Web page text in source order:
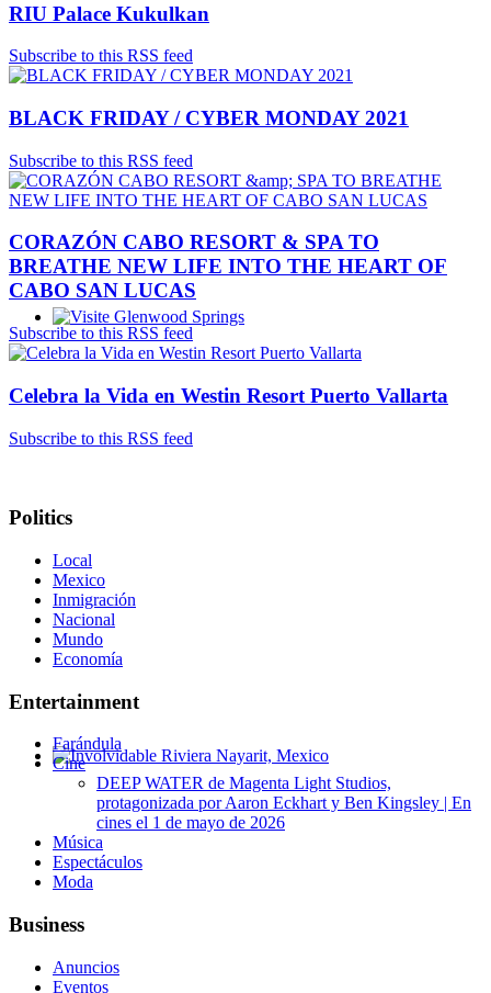
Glenwood Springs - Bello y Encantador
Involvidable Riviera Nayarit, Mexico
RIU Palace Kukulkan
Subscribe to this RSS feed
BLACK FRIDAY / CYBER MONDAY 2021
Subscribe to this RSS feed
CORAZÓN CABO RESORT & SPA TO
BREATHE NEW LIFE INTO THE HEART OF
CABO SAN LUCAS
Subscribe to this RSS feed
Celebra la Vida en Westin Resort Puerto Vallarta
Subscribe to this RSS feed
Politics
Local
Mexico
Inmigración
Nacional
Mundo
Economía
Entertainment
Farándula
Cine
DEEP WATER de Magenta Light Studios,
protagonizada por Aaron Eckhart y Ben Kingsley | En
cines el 1 de mayo de 2026
Música
Espectáculos
Moda
Business
Anuncios
Eventos